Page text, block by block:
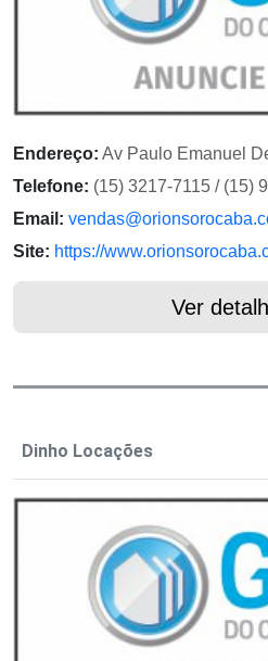
Endereço: Av Paulo Emanuel
Telefone: (15) 3217-7115 / (15)
Email:
Site: https://
Ver
Dinho Locações